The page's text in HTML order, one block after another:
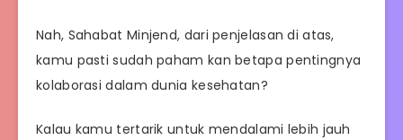
Nah, Sahabat Minjend, dari penjelasan di atas,
kamu pasti sudah paham kan betapa pentingnya
kolaborasi dalam dunia kesehatan?
Kalau kamu tertarik untuk mendalami lebih jauh